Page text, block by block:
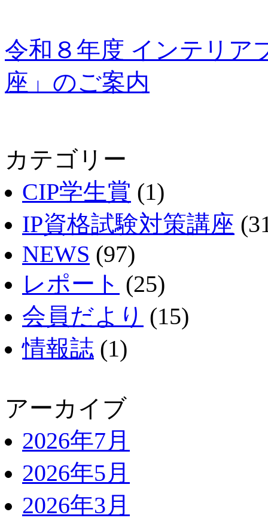
令和８年度 インテリア
座」のご案内
カテゴリー
CIP学生賞 (1)
IP資格試験対策講座
NEWS (97)
レポート (25)
会員だより (15)
情報誌 (1)
アーカイブ
2026年7月
2026年5月
2026年3月